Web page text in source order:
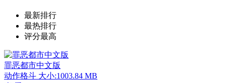
最新排行
最热排行
评分最高
罪恶都市中文版
动作格斗 大小:1003.84 MB